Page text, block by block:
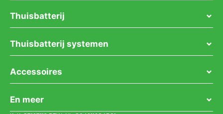
Thuisbatterij
Thuisbatterij systemen
Accessoires
En meer